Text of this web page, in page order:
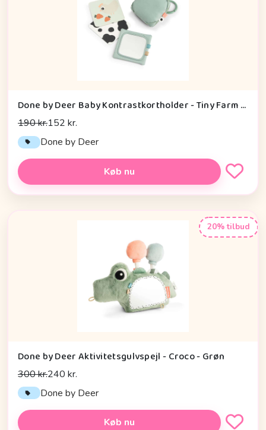
Done by Deer Baby Kontrastkortholder - Tiny Farm - Grøn
190 kr.152 kr.
Done by Deer
Køb nu
20% tilbud
Done by Deer Aktivitetsgulvspejl - Croco - Grøn
300 kr.240 kr.
Done by Deer
Køb nu